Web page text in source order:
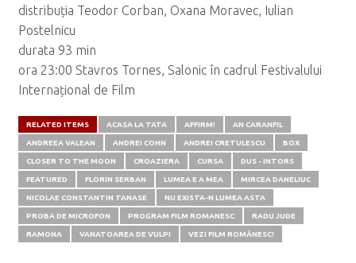
distribuția Teodor Corban, Oxana Moravec, Iulian
Postelnicu
durata 93 min
ora 23:00 Stavros Tornes, Salonic în cadrul Festivalului
Internațional de Film
RELATED ITEMS ACASA LA TATA AFFIRM! AN CARANFIL
ANDREEA VALEAN ANDREI COHN ANDREI CRETULESCU BOX
CLOSER TO THE MOON CROAZIERA CURSA DUS - INTORS
FEATURED FLORIN SERBAN LUMEA E A MEA MIRCEA DANELIUC
NICOLAE CONSTANTIN TANASE NU EXISTA-N LUMEA ASTA
PROBA DE MICROFON PROGRAM FILM ROMANESC RADU JUDE
RAMONA VANATOAREA DE VULPI VEZI FILM ROMÂNESC!